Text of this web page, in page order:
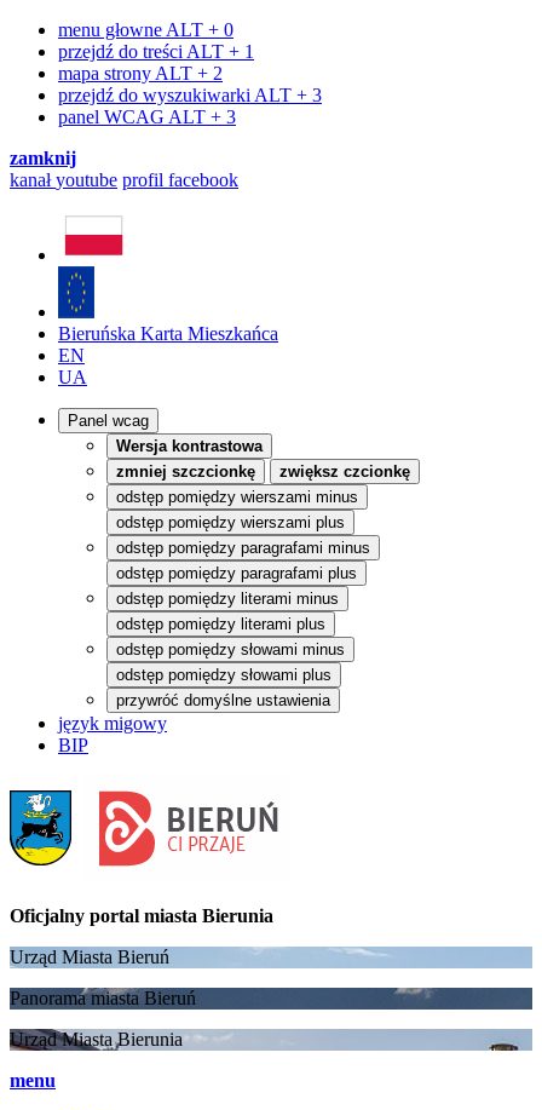
menu głowne ALT + 0
przejdź do treści ALT + 1
mapa strony ALT + 2
przejdź do wyszukiwarki ALT + 3
panel WCAG ALT + 3
zamknij
kanałyoutube profil facebook
Bieruńska Karta Mieszkańca
EN
UA
Panel wcag
Wersja kontrastowa
zmniej szczcionkę
zwiększ czcionkę
odstęp pomiędzy wierszami minus
odstęp pomiędzy wierszami plus
odstęp pomiędzy paragrafami minus
odstęp pomiędzy paragrafami plus
odstęp pomiędzy literami minus
odstęp pomiędzy literami plus
odstęp pomiędzy słowami minus
odstęp pomiędzy słowami plus
przywróć domyślne ustawienia
język migowy
BIP
Oficjalny portal miasta Bierunia
Urząd Miasta Bieruń
Panorama miasta Bieruń
Urząd Miasta Bierunia
menu